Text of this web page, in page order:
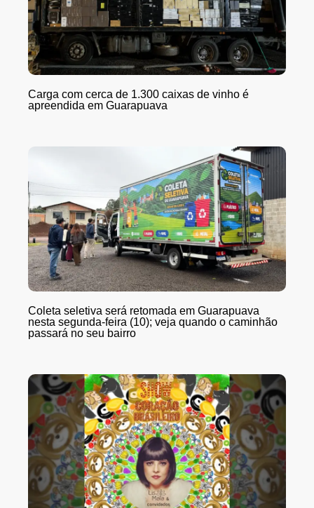
Carga com cerca de 1.300 caixas de vinho é
apreendida em Guarapuava
Coleta seletiva será retomada em Guarapuava
nesta segunda-feira (10); veja quando o caminhão
passará no seu bairro